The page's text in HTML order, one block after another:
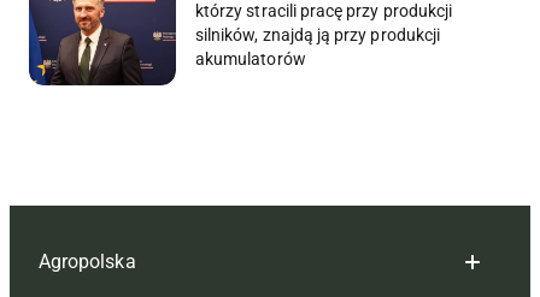
którzy stracili pracę przy produkcji
silników, znajdą ją przy produkcji
akumulatorów
Agropolska